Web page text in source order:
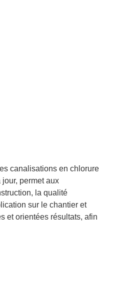
canalisations en chlorure
permet aux
la qualité
sur le chantier et
et orientées résultats, afin